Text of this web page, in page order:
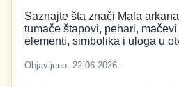
Saznajte šta znači Mala
tumače štapovi, pehari,
elementi, simbolika i uloga u
Objavljeno: 22.06.2026.